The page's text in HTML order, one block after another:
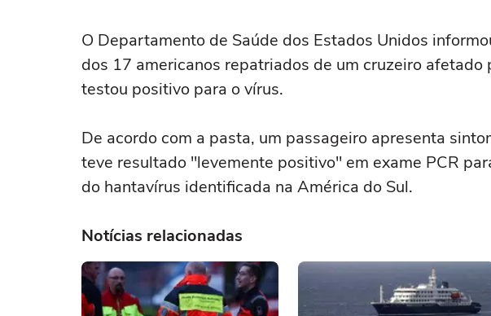
O Departamento de Saúde dos Estados Unidos
dos 17 americanos repatriados de um cruzeiro afetado
testou positivo para o vírus.
De acordo com a pasta, um passageiro apresenta
teve resultado "levemente positivo" em exame PCR
do hantavírus identificada na América do Sul.
Notícias relacionadas